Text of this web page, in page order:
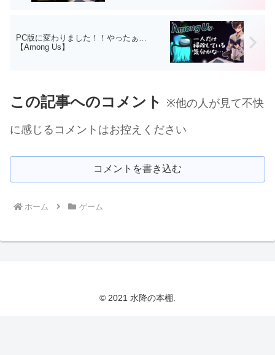
PC版に変わりました！！やったぁ…
【Among Us】
この記事へのコメント ※他の人が見て不快
に感じるコメントはお控えください
コメントを書き込む
ホーム ゲーム
© 2021 水降の本棚.